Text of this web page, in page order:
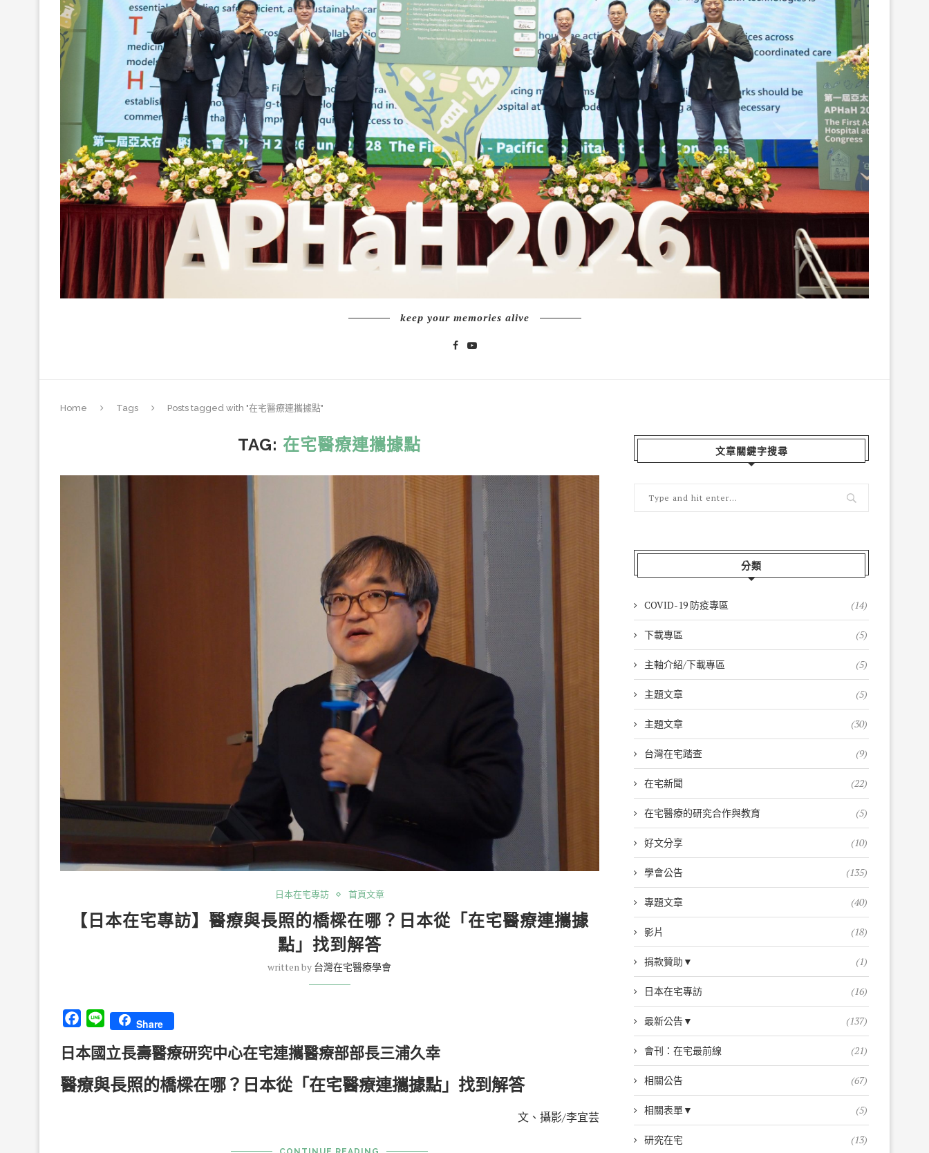
keep your memories alive
Home Tags Posts tagged with "在宅醫療連攜據點"
TAG: 在宅醫療連攜據點
日本在宅專訪 首頁文章
【日本在宅專訪】醫療與長照的橋樑在哪？日本從「在宅醫療連攜據
點」找到解答
written by 台灣在宅醫療學會
Facebook
Line Share
日本國立長壽醫療研究中心在宅連攜醫療部部長三浦久幸
醫療與長照的橋樑在哪？日本從「在宅醫療連攜據點」找到解答
文、攝影/李宜芸
文章關鍵字搜尋
分類
COVID-19 防疫專區 (14)
下載專區 (5)
主軸介紹/下載專區 (5)
主題文章 (5)
主題文章 (30)
台灣在宅踏查 (9)
在宅新聞 (22)
在宅醫療的研究合作與教育 (5)
好文分享 (10)
學會公告 (135)
專題文章 (40)
影片 (18)
捐款贊助▼ (1)
日本在宅專訪 (16)
最新公告▼ (137)
會刊：在宅最前線 (21)
相關公告 (67)
相關表單▼ (5)
研究在宅 (13)